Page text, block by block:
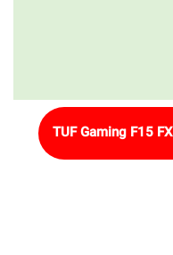
TUF Gaming F15